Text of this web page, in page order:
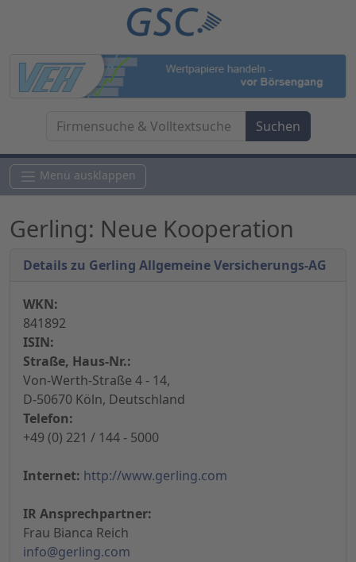
Menü ausklappen
Gerling: Neue Kooperation
Details zu Gerling Allgemeine Versicherungs-AG
WKN:
841892
ISIN:
Straße, Haus-Nr.:
Von-Werth-Straße 4 - 14,
D-50670 Köln, Deutschland
Telefon:
+49 (0) 221 / 144 - 5000
Internet: http://www.gerling.com
IR Ansprechpartner:
Frau Bianca Reich
info@gerling.com